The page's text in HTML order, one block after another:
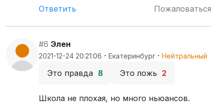
Ответить
Пожаловаться
#6 Элен
2021-12-24 20:21:06 · Екатеринбург · Нейтральный
Это правда 8 Это ложь 2
Школа не плохая, но много ньюансов.